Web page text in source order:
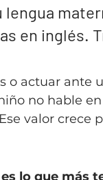
en inglés.
o actuar ante
no hable
valor crece
lo que más